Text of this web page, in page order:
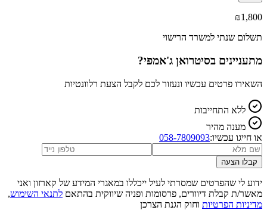
₪1,800
תשלום שנתי למשרד הרישוי
מתעניינים בסיטרואן ג'אמפי?
השאירו פרטים עכשיו ונעזור לכם לקבל הצעת רלוונטיות
ללא התחייבות
מענה מהיר
או חייגו עכשיו:058-7809093
קבלו הצעה
ידוע לי שהפרטים שמסרתי לעיל ייכללו במאגרי המידע של קארזון ואני
מאשר/ת קבלת דיוורים, פרסומות ופניה שיווקית בהתאם לתנאי השימוש,
מדיניות הפרטיות וחוק הגנת הצרכן